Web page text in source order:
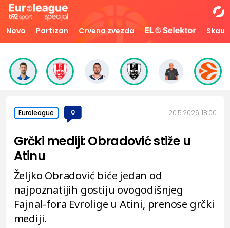
Novo Partizan Crvena zvezda Skaut
Euroleague 0 20.5.2026. 18:00
Grčki mediji: Obradović stiže u
Atinu
Željko Obradović biće jedan od
najpoznatijih gostiju ovogodišnjeg
Fajnal-fora Evrolige u Atini, prenose grčki
mediji.